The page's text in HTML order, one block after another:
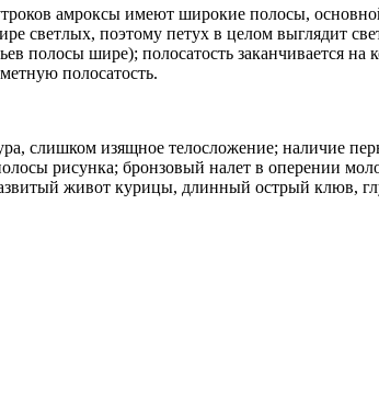
амроксы имеют широкие полосы,
светлых, поэтому петух в целом выглядит
полосы шире); полосатость заканчивается
полосатость.
слишком изящное телосложение; наличие
рисунка; бронзовый налет в оперении
живот курицы, длинный острый клюв,